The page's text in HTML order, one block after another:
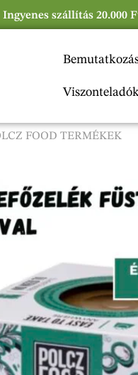
Ingyenes szállítás 20.000
FOOD TERMÉKEK